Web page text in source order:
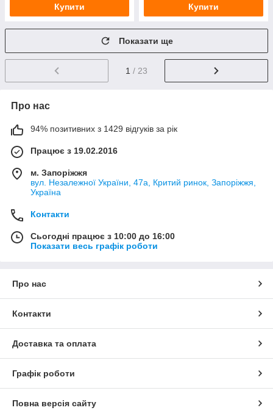
Купити Купити
Показати ще
1 / 23
Про нас
94% позитивних з 1429 відгуків за рік
Працює з 19.02.2016
м. Запоріжжя
вул. Незалежної України, 47а, Критий ринок, Запоріжжя,
Україна
Контакти
Сьогодні працює з 10:00 до 16:00
Показати весь графік роботи
Про нас
Контакти
Доставка та оплата
Графік роботи
Повна версія сайту